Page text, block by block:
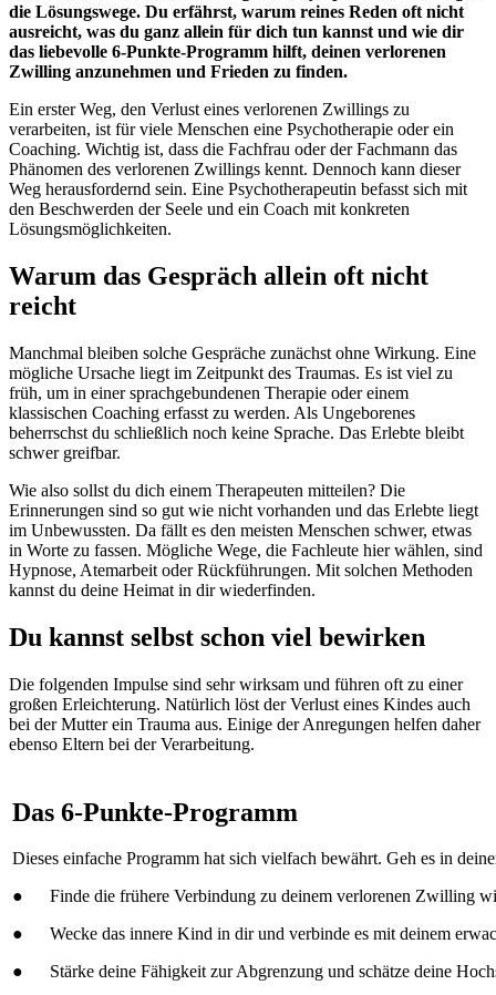
die Lösungswege. Du erfährst, warum reines Reden oft nicht
ausreicht, was du ganz allein für dich tun kannst und wie dir
das liebevolle 6-Punkte-Programm hilft, deinen verlorenen
Zwilling anzunehmen und Frieden zu finden.
Ein erster Weg, den Verlust eines verlorenen Zwillings zu
verarbeiten, ist für viele Menschen eine Psychotherapie oder ein
Coaching. Wichtig ist, dass die Fachfrau oder der Fachmann das
Phänomen des verlorenen Zwillings kennt. Dennoch kann dieser
Weg herausfordernd sein. Eine Psychotherapeutin befasst sich mit
den Beschwerden der Seele und ein Coach mit konkreten
Lösungsmöglichkeiten.
Warum das Gespräch allein oft nicht
reicht
Manchmal bleiben solche Gespräche zunächst ohne Wirkung. Eine
mögliche Ursache liegt im Zeitpunkt des Traumas. Es ist viel zu
früh, um in einer sprachgebundenen Therapie oder einem
klassischen Coaching erfasst zu werden. Als Ungeborenes
beherrschst du schließlich noch keine Sprache. Das Erlebte bleibt
schwer greifbar.
Wie also sollst du dich einem Therapeuten mitteilen? Die
Erinnerungen sind so gut wie nicht vorhanden und das Erlebte liegt
im Unbewussten. Da fällt es den meisten Menschen schwer, etwas
in Worte zu fassen. Mögliche Wege, die Fachleute hier wählen, sind
Hypnose, Atemarbeit oder Rückführungen. Mit solchen Methoden
kannst du deine Heimat in dir wiederfinden.
Du kannst selbst schon viel bewirken
Die folgenden Impulse sind sehr wirksam und führen oft zu einer
großen Erleichterung. Natürlich löst der Verlust eines Kindes auch
bei der Mutter ein Trauma aus. Einige der Anregungen helfen daher
ebenso Eltern bei der Verarbeitung.
Das 6-Punkte-Programm
Dieses einfache Programm hat sich vielfach bewährt. Geh es in
● Finde die frühere Verbindung zu deinem verlorenen Zwilling
● Wecke das innere Kind in dir und verbinde es mit deinem
● Stärke deine Fähigkeit zur Abgrenzung und schätze deine